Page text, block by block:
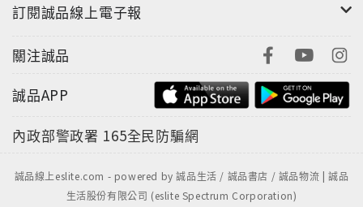
你信念什麼，就努力成為那樣的人，或許就不負此生。
訂閱誠品線上電子報
關注誠品
誠品APP
內政部警政署 165全民防騙網
誠品線上eslite.com - powered by 誠品生活 / 誠品書店 / 誠品物流 | 誠品
生活股份有限公司 (eslite Spectrum Corporation)